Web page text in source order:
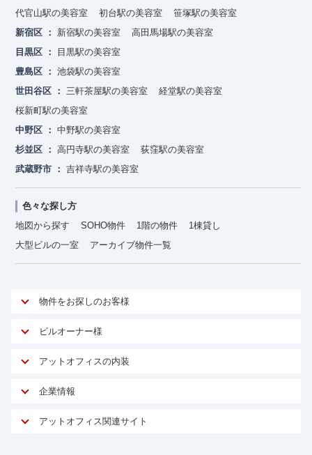
代官山駅の美容室
初台駅の美容室
笹塚駅の美容室
新宿区
新宿駅の美容室
高田馬場駅の美容室
目黒区
目黒駅の美容室
豊島区
池袋駅の美容室
世田谷区
三軒茶屋駅の美容室
経堂駅の美容室
桜新町駅の美容室
中野区
中野駅の美容室
杉並区
高円寺駅の美容室
荻窪駅の美容室
武蔵野市
吉祥寺駅の美容室
色々な探し方
地図から探す
SOHO物件 1階の物件
1棟貸し
大型ビルの一室
アーカイブ物件一覧
物件をお探しのお客様
アットオフィスが選ばれる理由
ご契約者様インタビュー
オフィスお役立ちコラム
ビルオーナー様
オーナー様向けサービス
マイソク作成
物件情報から成約賃料を予測
アットオフィスの内装
サービス内容
内装に関するよくある質問
企業情報
アットオフィス関連サイト